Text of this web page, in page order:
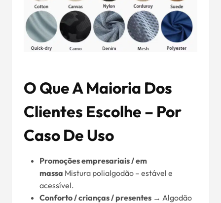
O Que A Maioria Dos
Clientes Escolhe – Por
Caso De Uso
Promoções empresariais / em
massa Mistura polialgodão – estável e
acessível.
Conforto / crianças / presentes → Algodão